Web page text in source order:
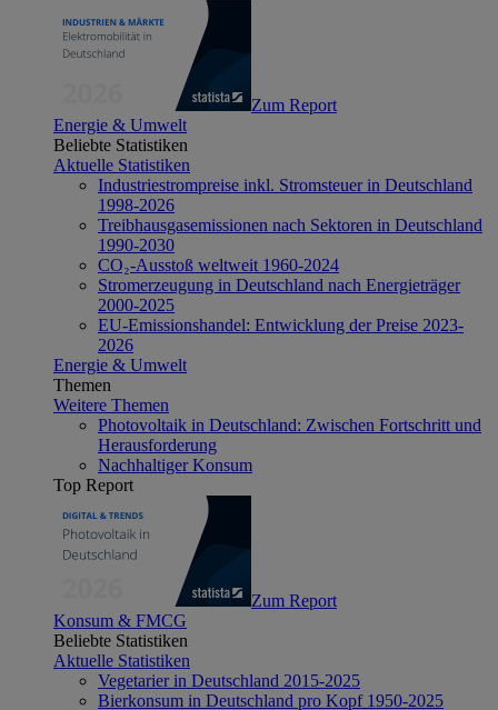
Zum Report
Energie & Umwelt
Beliebte Statistiken
Aktuelle Statistiken
Industriestrompreise inkl. Stromsteuer in Deutschland
1998-2026
Treibhausgasemissionen nach Sektoren in Deutschland
1990-2030
CO₂-Ausstoß weltweit 1960-2024
Stromerzeugung in Deutschland nach Energieträger
2000-2025
EU-Emissionshandel: Entwicklung der Preise 2023-
2026
Energie & Umwelt
Themen
Weitere Themen
Photovoltaik in Deutschland: Zwischen Fortschritt und
Herausforderung
Nachhaltiger Konsum
Top Report
Zum Report
Konsum & FMCG
Beliebte Statistiken
Aktuelle Statistiken
Vegetarier in Deutschland 2015-2025
Bierkonsum in Deutschland pro Kopf 1950-2025